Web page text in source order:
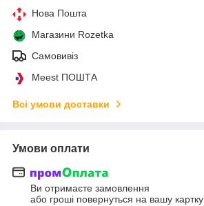
Нова Пошта
Магазини Rozetka
Самовивіз
Meest ПОШТА
Всі умови доставки
Умови оплати
Ви отримаєте замовлення
або гроші повернуться на вашу картку